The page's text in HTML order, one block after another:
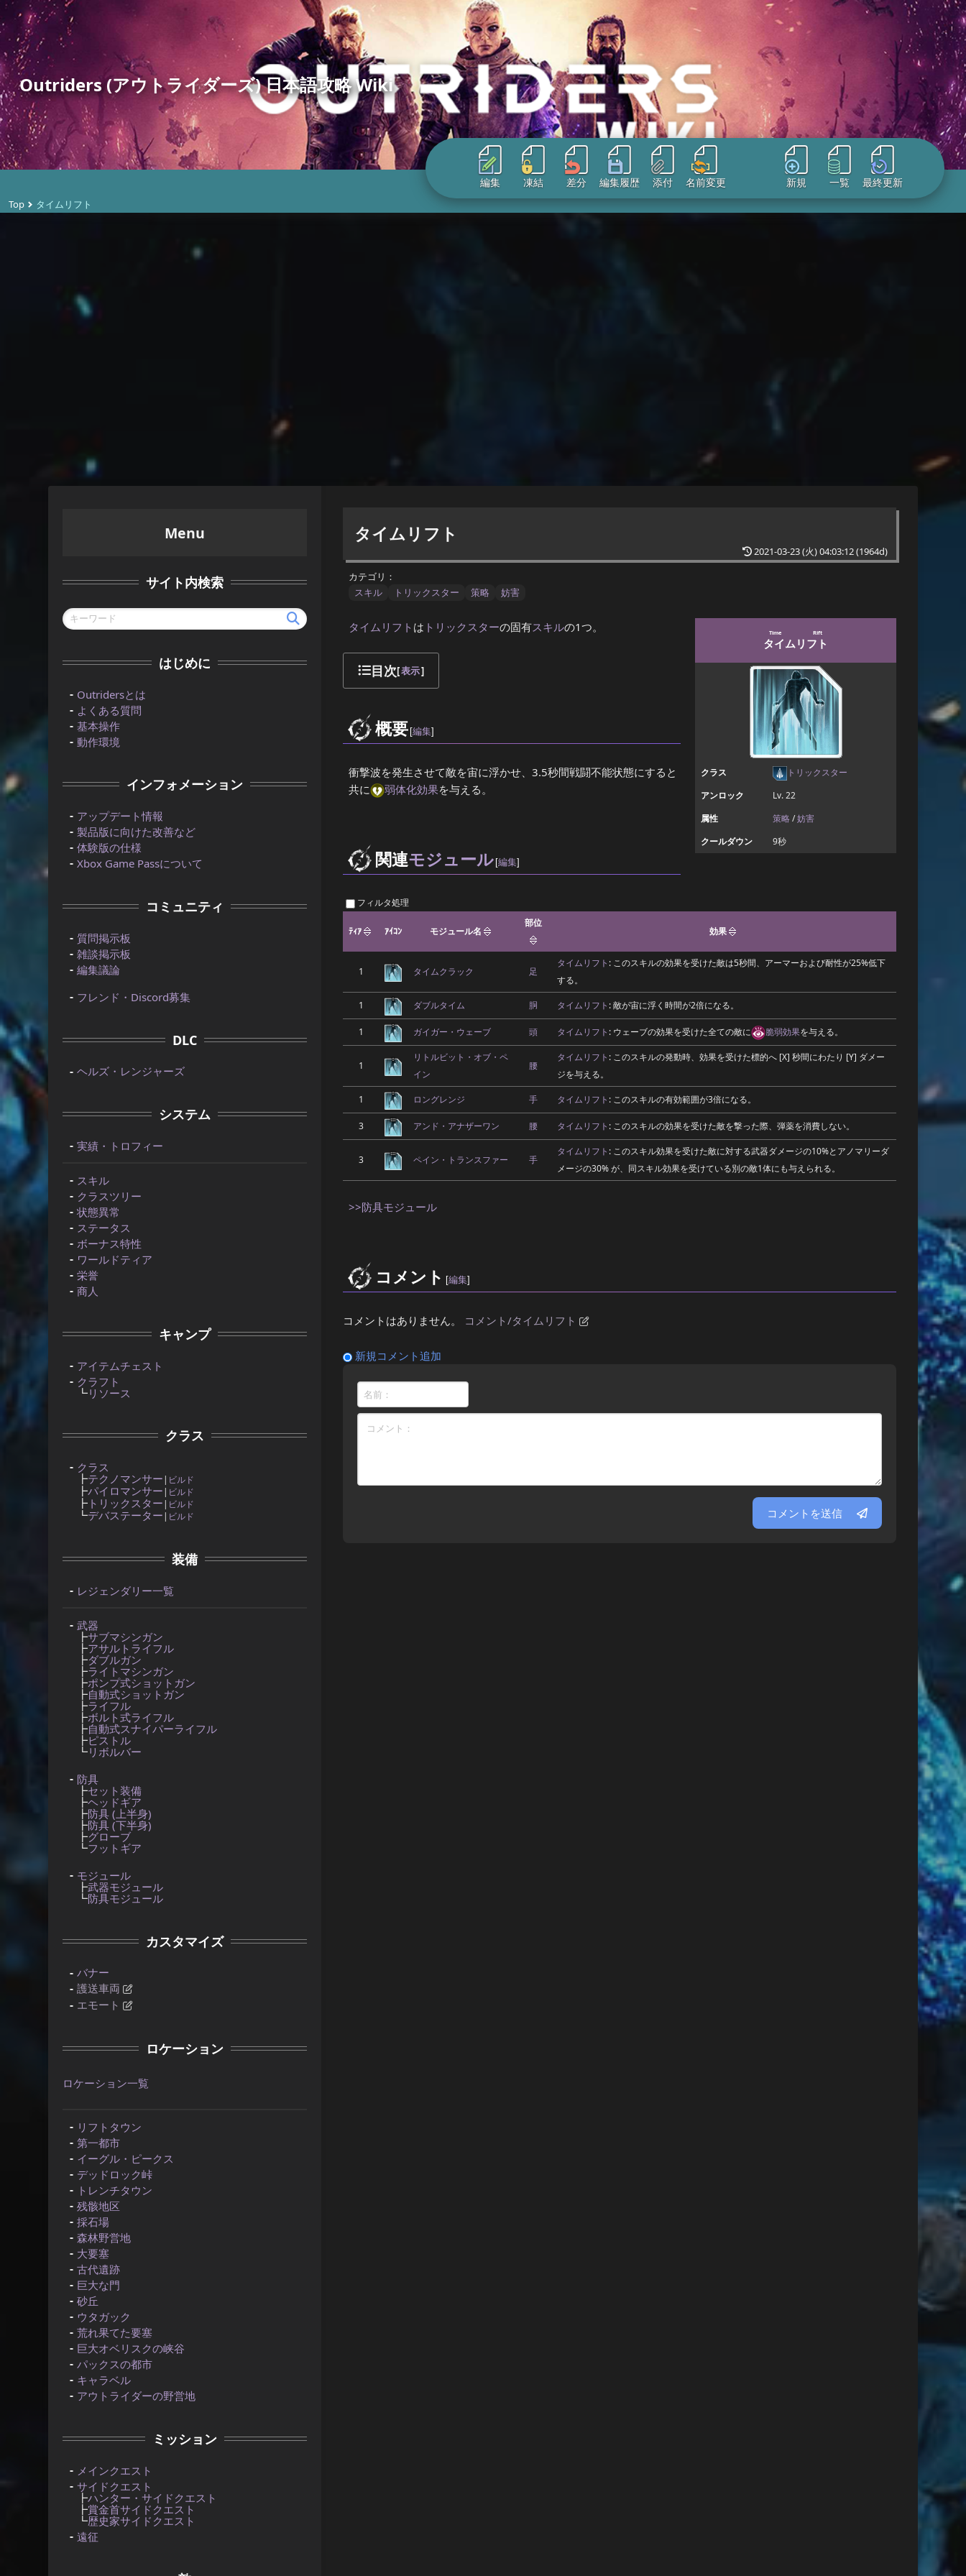
Outriders (アウトライダーズ) 日本語攻略 Wiki
編集 凍結 差分 編集履歴 添付 名前変更 新規 一覧 最終更新
Top タイムリフト
タイムリフト
2021-03-23 (火) 04:03:12(1964d)
カテゴリ：
スキル
トリックスター 策略 妨害
タイムリフト
Time Rift
クラス
トリックスター
アンロック
Lv. 22
属性
策略/妨害
クールダウン
9秒
タイムリフト は トリックスターの固有スキルの1つ。
目次[表示]
概要 [編集]
衝撃波を発生させて敵を宙に浮かせ、3.5秒間戦闘不能状態にすると
共に
弱体化効果を与える。
関連モジュール [編集]
フィルタ処理
ﾃｨｱ ｱｲｺﾝ モジュール名
部位
効果
1 タイムクラック 足
タイムリフト : このスキルの効果を受けた敵は5秒間、アーマーおよび耐性が25%低下
する。
1 ダブルタイム 胴 タイムリフト : 敵が宙に浮く時間が2倍になる。
1 ガイガー・ウェーブ 頭 タイムリフト : ウェーブの効果を受けた全ての敵に 脆弱効果を与える。
1
リトルビット・オブ・ペ
イン
腰
タイムリフト : このスキルの発動時、効果を受けた標的へ [X] 秒間にわたり [Y] ダメー
ジを与える。
1 ロングレンジ 手 タイムリフト : このスキルの有効範囲が3倍になる。
3 アンド・アナザーワン 腰 タイムリフト : このスキルの効果を受けた敵を撃った際、弾薬を消費しない。
3 ペイン・トランスファー 手
タイムリフト : このスキル効果を受けた敵に対する武器ダメージの10%とアノマリーダ
メージの30% が、同スキル効果を受けている別の敵1体にも与えられる。
>>防具モジュール
コメント [編集]
コメントはありません。 コメント/タイムリフト
新規コメント追加
コメントを送信
Menu
サイト内検索
はじめに
Outridersとは
よくある質問
基本操作
動作環境
インフォメーション
アップデート情報
製品版に向けた改善など
体験版の仕様
Xbox Game Passについて
コミュニティ
質問掲示板
雑談掲示板
編集議論
フレンド・Discord募集
DLC
ヘルズ・レンジャーズ
システム
実績・トロフィー
スキル
クラスツリー
状態異常
ステータス
ボーナス特性
ワールドティア
栄誉
商人
キャンプ
アイテムチェスト
クラフト
┗リソース
クラス
クラス
┣テクノマンサー| ビルド
┣パイロマンサー| ビルド
┣ トリックスター| ビルド
┗デバステーター| ビルド
装備
レジェンダリー一覧
武器
┣サブマシンガン
┣アサルトライフル
┣ダブルガン
┣ライトマシンガン
┣ポンプ式ショットガン
┣自動式ショットガン
┣ライフル
┣ボルト式ライフル
┣自動式スナイパーライフル
┣ピストル
┗リボルバー
防具
┣セット装備
┣ヘッドギア
┣防具 (上半身)
┣防具 (下半身)
┣グローブ
┗フットギア
モジュール
┣武器モジュール
┗防具モジュール
カスタマイズ
バナー
護送車両
エモート
ロケーション
ロケーション一覧
リフトタウン
第一都市
イーグル・ピークス
デッドロック峠
トレンチタウン
残骸地区
採石場
森林野営地
大要塞
古代遺跡
巨大な門
砂丘
ウタガック
荒れ果てた要塞
巨大オベリスクの峡谷
パックスの都市
キャラベル
アウトライダーの野営地
ミッション
メインクエスト
サイドクエスト
┣ハンター・サイドクエスト
┣賞金首サイドクエスト
┗歴史家サイドクエスト
遠征